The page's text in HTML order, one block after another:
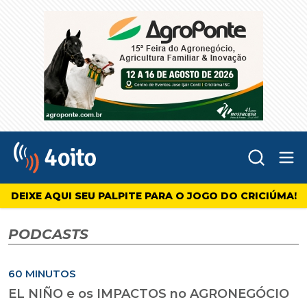
4oito
DEIXE AQUI SEU PALPITE PARA O JOGO DO CRICIÚMA!
PODCASTS
60 MINUTOS
EL NIÑO e os IMPACTOS no AGRONEGÓCIO